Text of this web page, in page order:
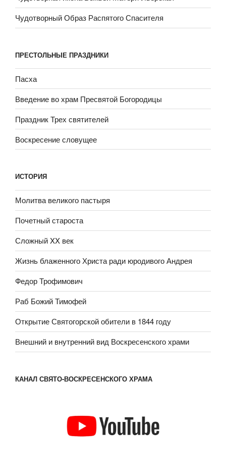
Чудотворный Образ Распятого Спасителя
ПРЕСТОЛЬНЫЕ ПРАЗДНИКИ
Пасха
Введение во храм Пресвятой Богородицы
Праздник Трех святителей
Воскресение словущее
ИСТОРИЯ
Молитва великого пастыря
Почетный староста
Сложный XX век
Жизнь блаженного Христа ради юродивого Андрея
Федор Трофимович
Раб Божий Тимофей
Открытие Святогорской обители в 1844 году
Внешний и внутренний вид Воскресенского храми
КАНАЛ СВЯТО-ВОСКРЕСЕНСКОГО ХРАМА